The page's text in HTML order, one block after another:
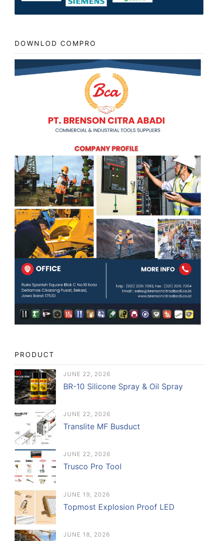
DOWNLOD COMPRO
PRODUCT
JUNE 22, 2026
BR-10 Silicone Spray & Oil Spray
JUNE 22, 2026
Translite MF Busduct
JUNE 22, 2026
Trusco Pro Tool
JUNE 19, 2026
Topmost Explosion Proof LED
JUNE 18, 2026